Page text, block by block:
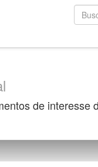
de interesse